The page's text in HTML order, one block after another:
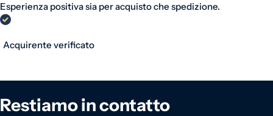
Esperienza positiva sia per acquisto che spedizione.
Acquirente verificato
Restiamo in contatto